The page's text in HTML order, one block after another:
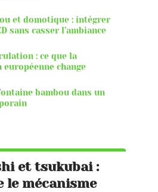
et domotique : intégrer
sans casser l’ambiance
: ce que la
change
bambou dans un
et tsukubai :
le mécanisme